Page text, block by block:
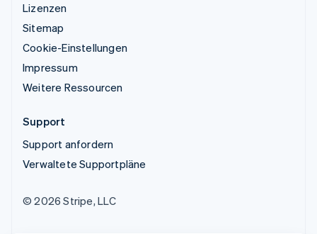
Lizenzen
Sitemap
Cookie-Einstellungen
Impressum
Weitere Ressourcen
Support
Support anfordern
Verwaltete Supportpläne
© 2026 Stripe, LLC